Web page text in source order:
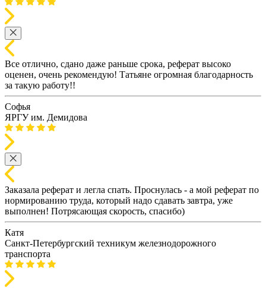
Все отлично, сдано даже раньше срока, реферат высоко
оценен, очень рекомендую! Татьяне огромная благодарность
за такую работу!!
Софья
ЯРГУ им. Демидова
Заказала реферат и легла спать. Проснулась - а мой реферат по
нормированию труда, который надо сдавать завтра, уже
выполнен! Потрясающая скорость, спасибо)
Катя
Санкт-Петербургский техникум железнодорожного
транспорта